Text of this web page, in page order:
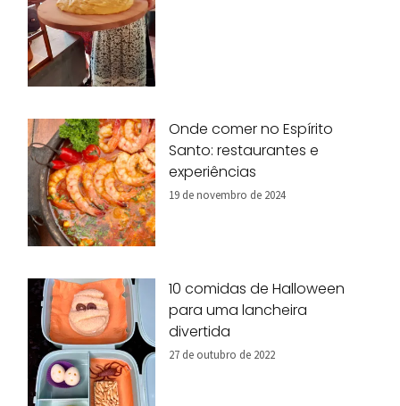
Onde comer no Espírito
Santo: restaurantes e
experiências
19 de novembro de 2024
10 comidas de Halloween
para uma lancheira
divertida
27 de outubro de 2022